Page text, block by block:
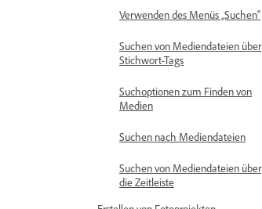
Verwenden des Menüs „Suchen“
Suchen von Mediendateien über
Stichwort-Tags
Suchoptionen zum Finden von
Medien
Suchen nach Mediendateien
Suchen von Mediendateien über
die Zeitleiste